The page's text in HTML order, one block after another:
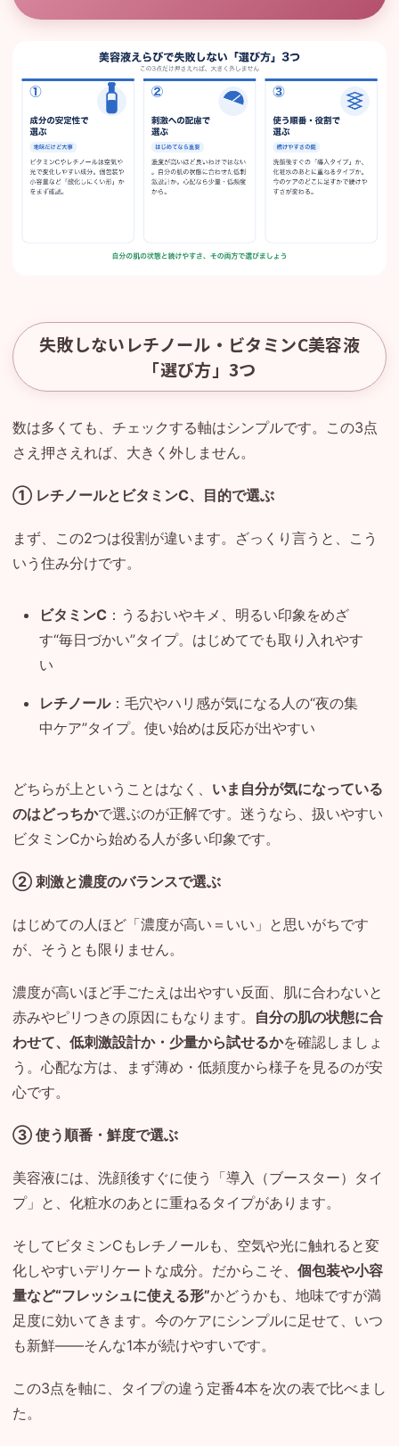
失敗しないレチノール・ビタミンC美容液
「選び方」3つ
数は多くても、チェックする軸はシンプルです。この3点
さえ押さえれば、大きく外しません。
① レチノールとビタミンC、目的で選ぶ
まず、この2つは役割が違います。ざっくり言うと、こう
いう住み分けです。
ビタミンC ：うるおいやキメ、明るい印象をめざ
す“毎日づかい”タイプ。はじめてでも取り入れやす
い
レチノール：毛穴やハリ感が気になる人の“夜の集
中ケア”タイプ。使い始めは反応が出やすい
どちらが上ということはなく、 いま自分が気になっている
のはどっちかで選ぶのが正解です。迷うなら、扱いやすい
ビタミンCから始める人が多い印象です。
② 刺激と濃度のバランスで選ぶ
はじめての人ほど「濃度が高い＝いい」と思いがちです
が、そうとも限りません。
濃度が高いほど手ごたえは出やすい反面、肌に合わないと
赤みやピリつきの原因にもなります。 自分の肌の状態に合
わせて、低刺激設計か・少量から試せるかを確認しましょ
う。心配な方は、まず薄め・低頻度から様子を見るのが安
心です。
③ 使う順番・鮮度で選ぶ
美容液には、洗顔後すぐに使う「導入（ブースター）タイ
プ」と、化粧水のあとに重ねるタイプがあります。
そしてビタミンCもレチノールも、空気や光に触れると変
化しやすいデリケートな成分。だからこそ、 個包装や小容
量など“フレッシュに使える形”かどうかも、地味ですが満
足度に効いてきます。今のケアにシンプルに足せて、いつ
も新鮮——そんな1本が続けやすいです。
この3点を軸に、タイプの違う定番4本を次の表で比べまし
た。